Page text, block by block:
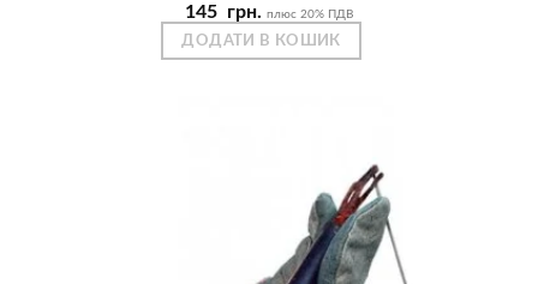
145 грн. плюс 20% ПДВ
ДОДАТИ В КОШИК